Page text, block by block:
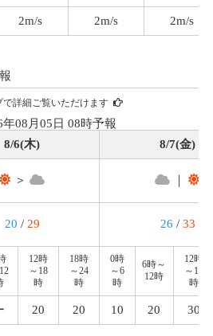
2m/s 2m/s 2m/s
で詳細ご覧いただけます
08月05日 08時予報
8/6(木) 8/7(金)
＞ ｜
20 / 29 26 / 33
12時
～18
時
18時
～24
時
0時
～6
時
6時～
12時
12時
～18
時
20 20 10 20 30